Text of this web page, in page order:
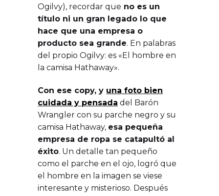
Ogilvy), recordar que no es un
título ni un gran legado lo que
hace que una empresa o
producto sea grande. En palabras
del propio Ogilvy: es «El hombre en
la camisa Hathaway».
Con ese copy, y una foto bien
cuidada y pensada del Barón
Wrangler con su parche negro y su
camisa Hathaway, esa pequeña
empresa de ropa se catapultó al
éxito. Un detalle tan pequeño
como el parche en el ojo, logró que
el hombre en la imagen se viese
interesante y misterioso. Después